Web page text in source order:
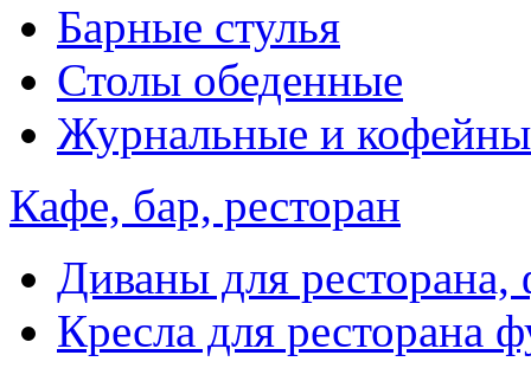
Барные стулья
Столы обеденные
Журнальные и
Кафе, бар, ресторан
Диваны для ресторана,
Кресла для ресторана